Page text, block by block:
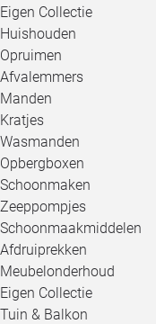
Eigen Collectie
Huishouden
Opruimen
Afvalemmers
Manden
Kratjes
Wasmanden
Opbergboxen
Schoonmaken
Zeeppompjes
Schoonmaakmiddelen
Afdruiprekken
Meubelonderhoud
Eigen Collectie
Tuin & Balkon